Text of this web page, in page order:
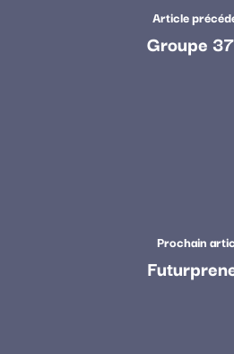
Article
Groupe
Prochain